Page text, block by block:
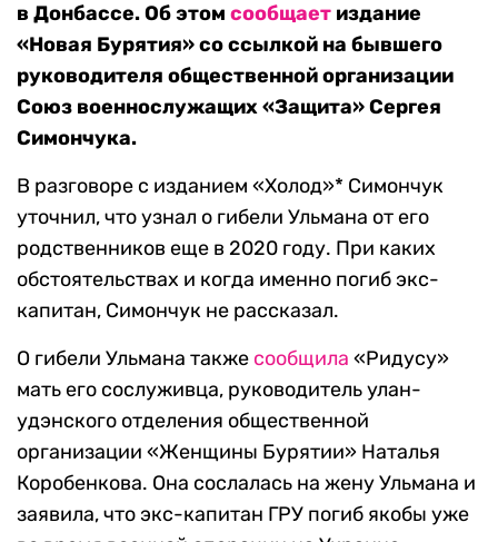
в Донбассе. Об этом сообщает издание
«Новая Бурятия» со ссылкой на бывшего
руководителя общественной организации
Союз военнослужащих «Защита» Сергея
Симончука.
В разговоре с изданием «Холод»* Симончук
уточнил, что узнал о гибели Ульмана от его
родственников еще в 2020 году. При каких
обстоятельствах и когда именно погиб экс-
капитан, Симончук не рассказал.
О гибели Ульмана также сообщила «Ридусу»
мать его сослуживца, руководитель улан-
удэнского отделения общественной
организации «Женщины Бурятии» Наталья
Коробенкова. Она сослалась на жену Ульмана и
заявила, что экс-капитан ГРУ погиб якобы уже